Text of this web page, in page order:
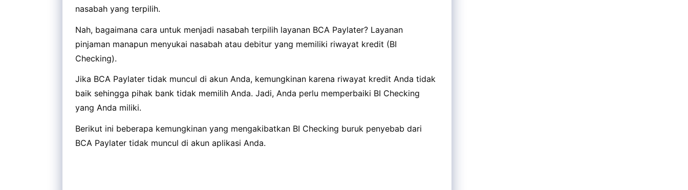
nasabah yang terpilih.
Nah, bagaimana cara untuk menjadi nasabah terpilih layanan BCA Paylater? Layanan
pinjaman manapun menyukai nasabah atau debitur yang memiliki riwayat kredit (BI
Checking).
Jika BCA Paylater tidak muncul di akun Anda, kemungkinan karena riwayat kredit Anda tidak
baik sehingga pihak bank tidak memilih Anda. Jadi, Anda perlu memperbaiki BI Checking
yang Anda miliki.
Berikut ini beberapa kemungkinan yang mengakibatkan BI Checking buruk penyebab dari
BCA Paylater tidak muncul di akun aplikasi Anda.